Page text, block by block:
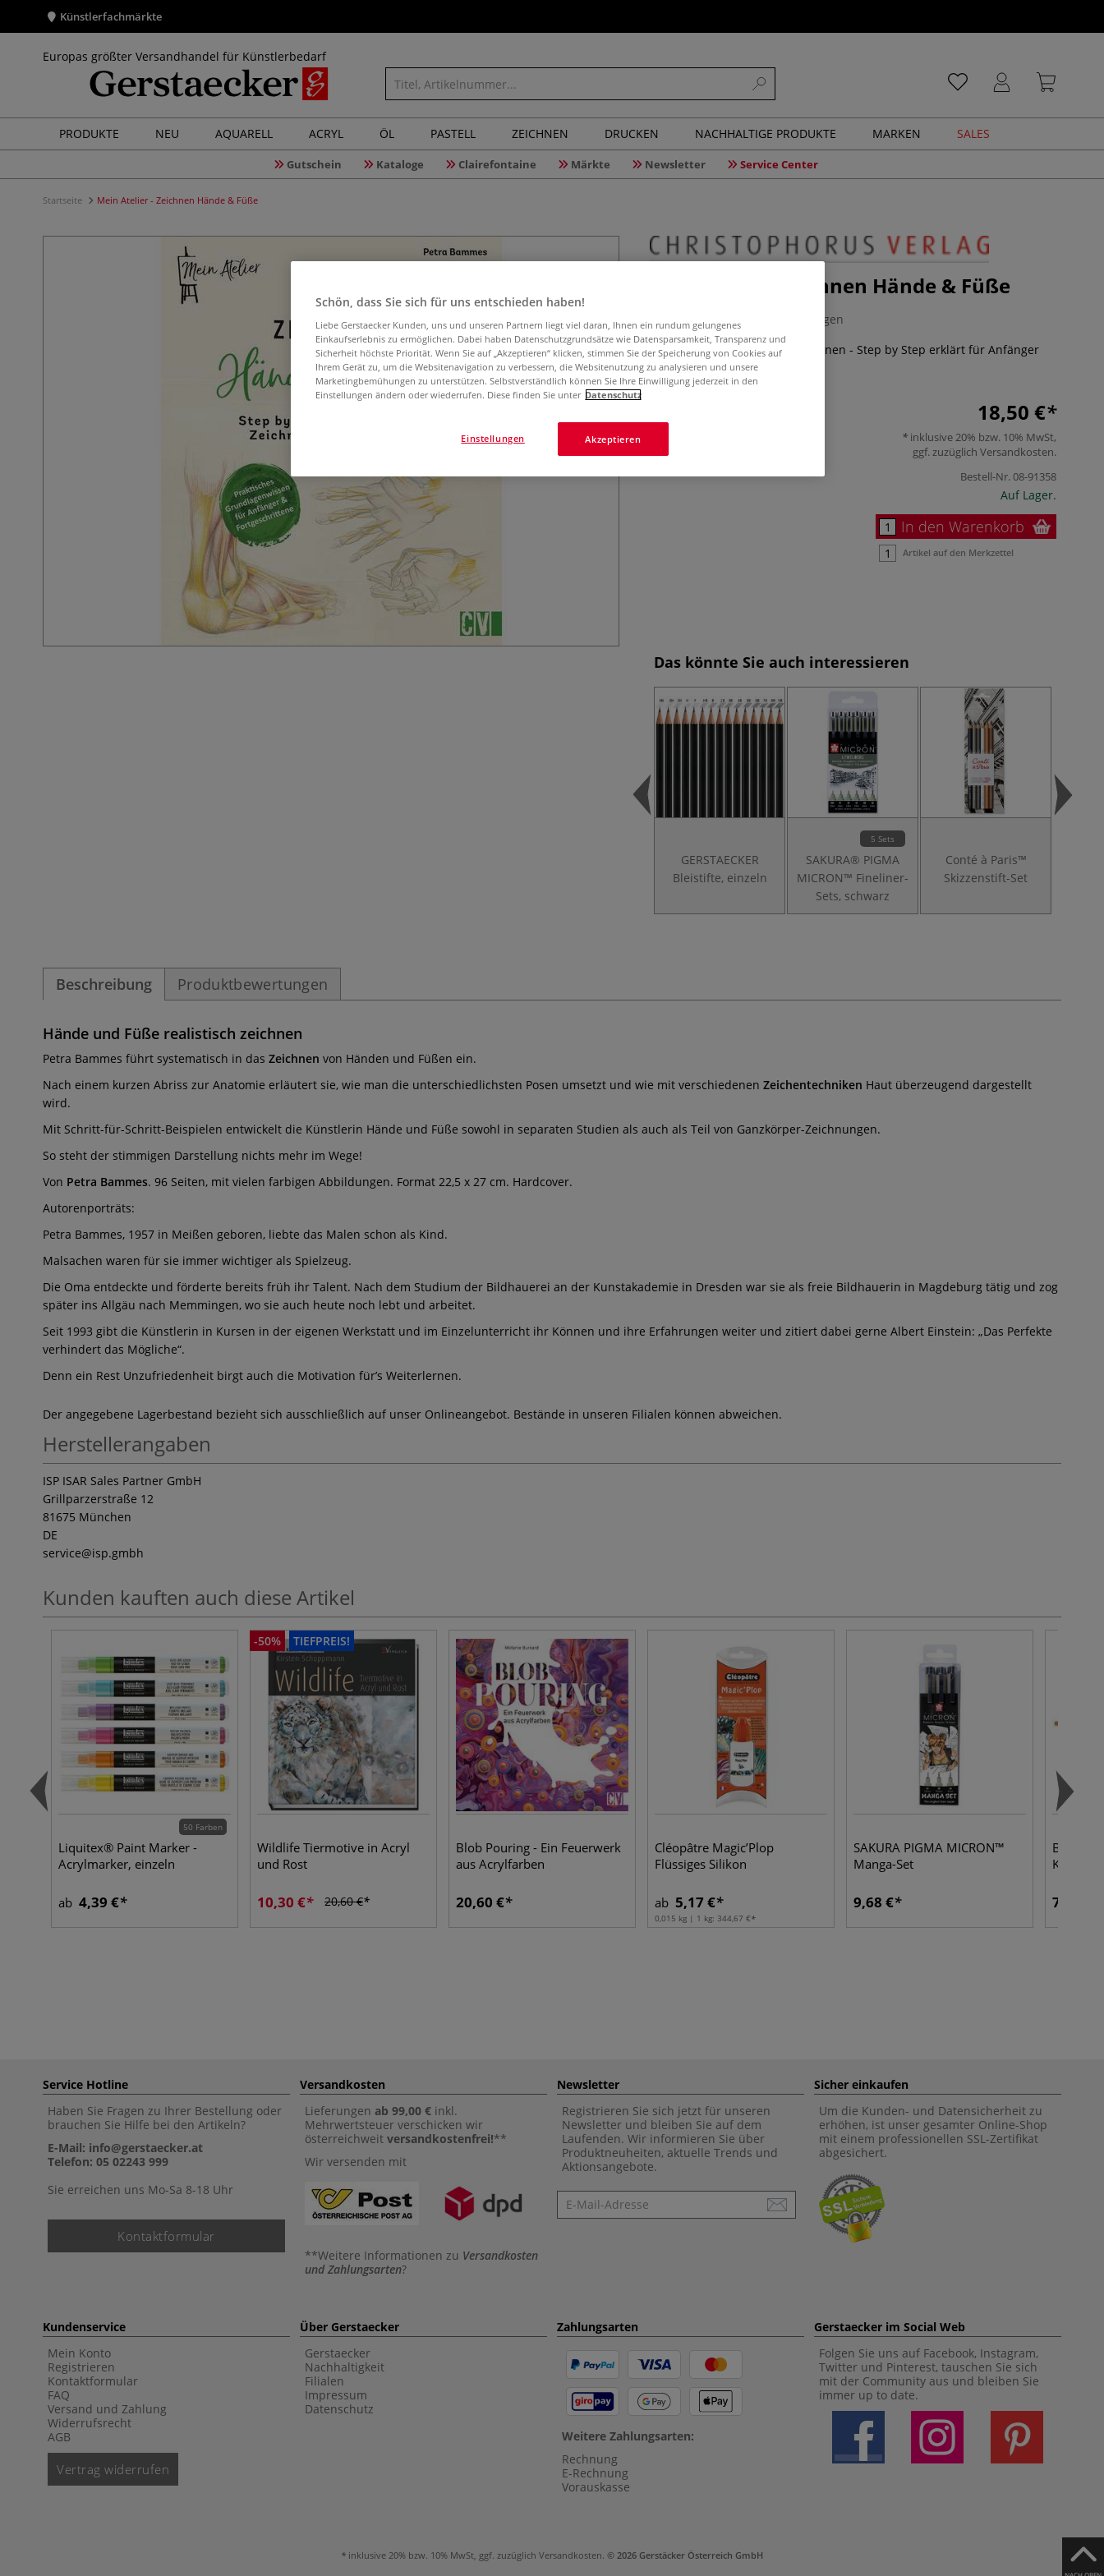
Künstlerfachmärkte
Europas größter Versandhandel für Künstlerbedarf
PRODUKTE NEU AQUARELL ACRYL ÖL PASTELL ZEICHNEN DRUCKEN NACHHALTIGE PRODUKTE MARKEN SALES
Gutschein Kataloge Clairefontaine Märkte Newsletter Service Center
Startseite Mein Atelier - Zeichnen Hände & Füße
Mein Atelier - Zeichnen Hände & Füße
0 Bewertungen
Handy und Füße realistisch zeichnen - Step by Step erklärt für Anfänger
und Fortgeschrittene!
18,50 €
inklusive 20% bzw. 10% MwSt,
ggf. zuzüglich Versandkosten.
Bestell-Nr.08-91358
Auf Lager.
In den Warenkorb
Artikel auf den Merkzettel
Das könnte Sie auch interessieren
GERSTAECKER
Bleistifte, einzeln
5 Sets
SAKURA® PIGMA
MICRON™ Fineliner-
Sets, schwarz
Conté à Paris™
Skizzenstift-Set
Beschreibung Produktbewertungen
Hände und Füße realistisch zeichnen
Petra Bammes führt systematisch in das Zeichnen von Händen und Füßen ein.
Nach einem kurzen Abriss zur Anatomie erläutert sie, wie man die unterschiedlichsten Posen umsetzt und wie mit verschiedenen Zeichentechniken Haut überzeugend dargestellt
wird.
Mit Schritt-für-Schritt-Beispielen entwickelt die Künstlerin Hände und Füße sowohl in separaten Studien als auch als Teil von Ganzkörper-Zeichnungen.
So steht der stimmigen Darstellung nichts mehr im Wege!
Von Petra Bammes. 96 Seiten, mit vielen farbigen Abbildungen. Format 22,5 x 27 cm. Hardcover.
Autorenporträts:
Petra Bammes, 1957 in Meißen geboren, liebte das Malen schon als Kind.
Malsachen waren für sie immer wichtiger als Spielzeug.
Die Oma entdeckte und förderte bereits früh ihr Talent. Nach dem Studium der Bildhauerei an der Kunstakademie in Dresden war sie als freie Bildhauerin in Magdeburg tätig und zog
später ins Allgäu nach Memmingen, wo sie auch heute noch lebt und arbeitet.
Seit 1993 gibt die Künstlerin in Kursen in der eigenen Werkstatt und im Einzelunterricht ihr Können und ihre Erfahrungen weiter und zitiert dabei gerne Albert Einstein: „Das Perfekte
verhindert das Mögliche“.
Denn ein Rest Unzufriedenheit birgt auch die Motivation für’s Weiterlernen.
Der angegebene Lagerbestand bezieht sich ausschließlich auf unser Onlineangebot. Bestände in unseren Filialen können abweichen.
Herstellerangaben
ISP ISAR Sales Partner GmbH
Grillparzerstraße 12
81675 München
DE
service@isp.gmbh
Kunden kauften auch diese Artikel
50 Farben
Liquitex® Paint Marker -
Acrylmarker, einzeln
ab 4,39 €
-50% TIEFPREIS!
Wildlife Tiermotive in Acryl
und Rost
10,30 € 20,60 €
Blob Pouring - Ein Feuerwerk
aus Acrylfarben
20,60 €
Cléopâtre Magic’Plop
Flüssiges Silikon
ab 5,17 €
0,015 kg | 1 kg: 344,67 €
SAKURA PIGMA MICRON™
Manga-Set
9,68 €
Brause
Korkgriff
7,91 €
Service Hotline
Haben Sie Fragen zu Ihrer Bestellung oder
brauchen Sie Hilfe bei den Artikeln?
E-Mail: info@gerstaecker.at
Telefon: 05 02243 999
Sie erreichen uns Mo-Sa 8-18 Uhr
Kontaktformular
Versandkosten
Lieferungen ab 99,00 € inkl.
Mehrwertsteuer verschicken wir
österreichweit versandkostenfrei!**
Wir versenden mit
**Weitere Informationen zu Versandkosten
und Zahlungsarten?
Newsletter
Registrieren Sie sich jetzt für unseren
Newsletter und bleiben Sie auf dem
Laufenden. Wir informieren Sie über
Produktneuheiten, aktuelle Trends und
Aktionsangebote.
Newsletter
Sicher einkaufen
Um die Kunden- und Datensicherheit zu
erhöhen, ist unser gesamter Online-Shop
mit einem professionellen SSL-Zertifikat
abgesichert.
Kundenservice
Mein Konto
Registrieren
Kontaktformular
FAQ
Versand und Zahlung
Widerrufsrecht
AGB
Vertrag widerrufen
Über Gerstaecker
Gerstaecker
Nachhaltigkeit
Filialen
Impressum
Datenschutz
Zahlungsarten
Weitere Zahlungsarten:
Rechnung
E-Rechnung
Vorauskasse
Gerstaecker im Social Web
Folgen Sie uns auf Facebook, Instagram,
Twitter und Pinterest, tauschen Sie sich
mit der Community aus und bleiben Sie
immer up to date.
inklusive 20% bzw. 10% MwSt, ggf. zuzüglich Versandkosten. © 2026 Gerstäcker Österreich GmbH
Schön, dass Sie sich für uns entschieden haben!
Liebe Gerstaecker Kunden, uns und unseren Partnern liegt viel daran, Ihnen ein rundum gelungenes
Einkaufserlebnis zu ermöglichen. Dabei haben Datenschutzgrundsätze wie Datensparsamkeit, Transparenz und
Sicherheit höchste Priorität. Wenn Sie auf „Akzeptieren“ klicken, stimmen Sie der Speicherung von Cookies auf
Ihrem Gerät zu, um die Websitenavigation zu verbessern, die Websitenutzung zu analysieren und unsere
Marketingbemühungen zu unterstützen. Selbstverständlich können Sie Ihre Einwilligung jederzeit in den
Einstellungen ändern oder wiederrufen. Diese finden Sie unter Datenschutz
Akzeptieren
Einstellungen